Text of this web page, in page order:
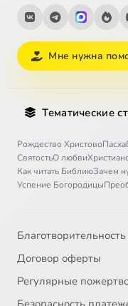
Мне нужна
Тематические
Рождество ХристовоПасха
СвятостьО любви
Как читать БиблиюЗачем
Успение Богородицы
Благотворительность
Договор оферты
Регулярные